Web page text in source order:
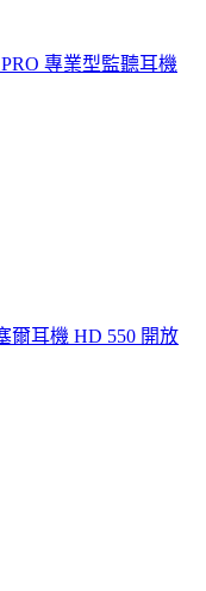
專業型監聽耳機
爾耳機 HD 550 開放